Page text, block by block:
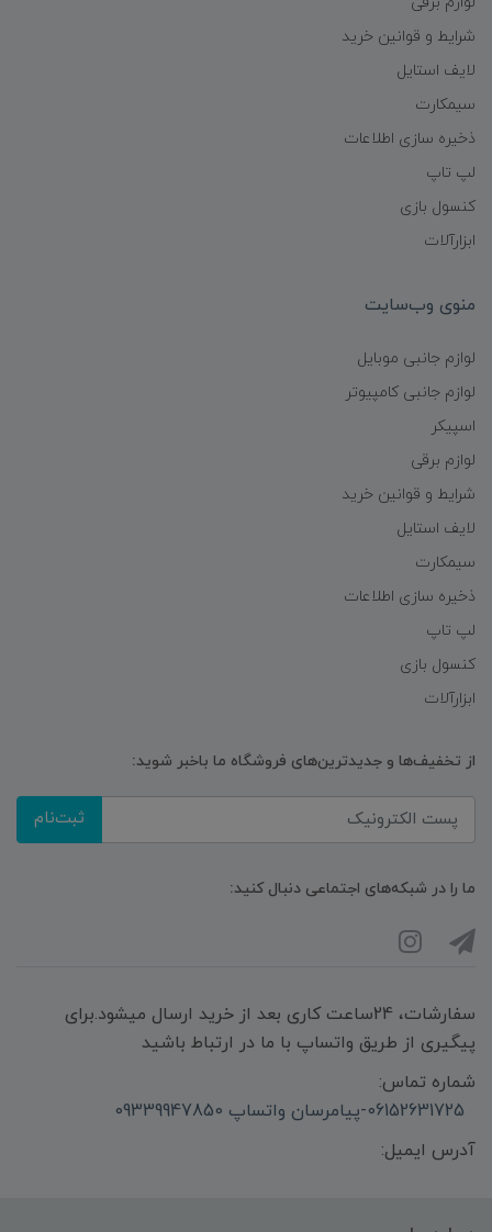
شرایط و قوانین خرید
لایف استایل
سیمکارت
ذخیره سازی اطلاعات
لپ تاپ
کنسول بازی
ابزارآلات
منوی وب‌سایت
لوازم جانبی موبایل
لوازم جانبی کامپیوتر
اسپیکر
لوازم برقی
شرایط و قوانین خرید
لایف استایل
سیمکارت
ذخیره سازی اطلاعات
لپ تاپ
کنسول بازی
ابزارآلات
از تخفیف‌ها و جدیدترین‌های فروشگاه ما باخبر شوید:
ثبت‌نام
ما را در شبکه‌های اجتماعی دنبال کنید:
سفارشات، 24ساعت کاری بعد از خرید ارسال میشود.برای
پیگیری از طریق واتساپ با ما در ارتباط باشید
شماره تماس:
06152631725-پیامرسان واتساپ 09339947850
آدرس ایمیل: